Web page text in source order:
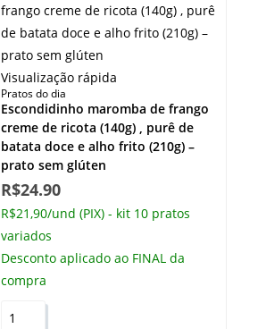
Visualização rápida
Pratos do dia
Escondidinho maromba de frango
creme de ricota (140g) , purê de
batata doce e alho frito (210g) –
prato sem glúten
R$24.90
R$21,90/und (PIX) - kit 10 pratos
variados
Desconto aplicado ao FINAL da
compra